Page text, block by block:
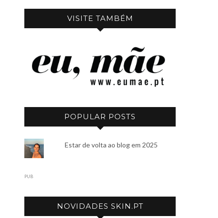
VISITE TAMBÉM
POPULAR POSTS
Estar de volta ao blog em 2025
PUB
NOVIDADES SKIN.PT